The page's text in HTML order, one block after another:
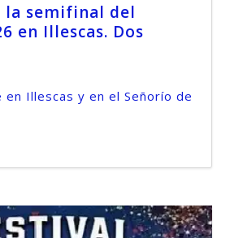
la semifinal del
en Illescas. Dos
en Illescas y en el Señorío de